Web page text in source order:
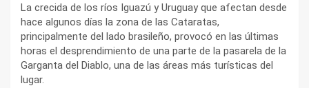
La crecida de los ríos Iguazú y Uruguay que afectan desde
hace algunos días la zona de las Cataratas,
principalmente del lado brasileño, provocó en las últimas
horas el desprendimiento de una parte de la pasarela de la
Garganta del Diablo, una de las áreas más turísticas del
lugar.